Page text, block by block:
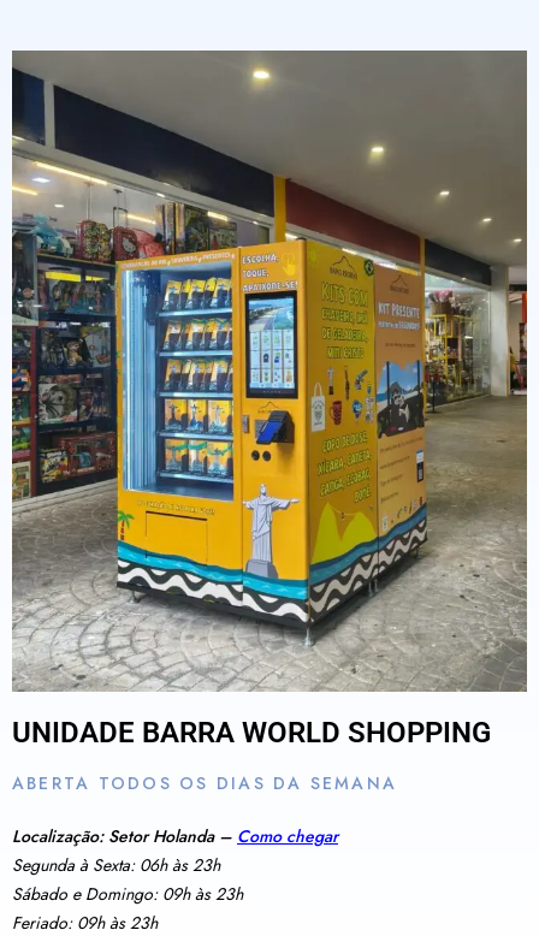
UNIDADE BARRA WORLD SHOPPING
ABERTA TODOS OS DIAS DA SEMANA
Localização: Setor Holanda – Como chegar
Segunda à Sexta: 06h às 23h
Sábado e Domingo: 09h às 23h
Feriado: 09h às 23h